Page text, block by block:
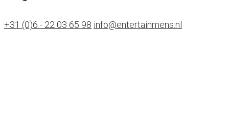
+31 (0)6 - 22 03 65 98 info@entertainmens.nl